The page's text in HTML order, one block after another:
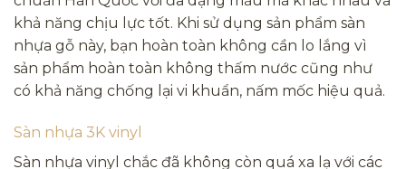
khả năng chịu lực tốt. Khi sử dụng sản phẩm sàn
nhựa gỗ này, bạn hoàn toàn không cần lo lắng vì
sản phẩm hoàn toàn không thấm nước cũng như
có khả năng chống lại vi khuẩn, nấm mốc hiệu quả.
Sàn nhựa 3K vinyl
Sàn nhựa vinyl chắc đã không còn quá xa lạ với các